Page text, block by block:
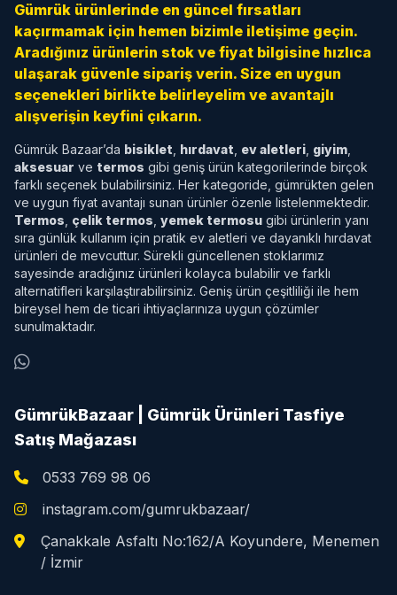
Gümrük ürünlerinde en güncel fırsatları
kaçırmamak için hemen bizimle iletişime geçin.
Aradığınız ürünlerin stok ve fiyat bilgisine hızlıca
ulaşarak güvenle sipariş verin. Size en uygun
seçenekleri birlikte belirleyelim ve avantajlı
alışverişin keyfini çıkarın.
Gümrük Bazaar’da bisiklet hırdavat ev aletleri giyim
aksesuar ve termos gibi geniş ürün kategorilerinde birçok
farklı seçenek bulabilirsiniz. Her kategoride, gümrükten gelen
ve uygun fiyat avantajı sunan ürünler özenle listelenmektedir.
Termos çelik termos yemek termosu gibi ürünlerin yanı
sıra günlük kullanım için pratik ev aletleri ve dayanıklı hırdavat
ürünleri de mevcuttur. Sürekli güncellenen stoklarımız
sayesinde aradığınız ürünleri kolayca bulabilir ve farklı
alternatifleri karşılaştırabilirsiniz. Geniş ürün çeşitliliği ile hem
bireysel hem de ticari ihtiyaçlarınıza uygun çözümler
sunulmaktadır.
GümrükBazaar | Gümrük Ürünleri Tasfiye
Satış Mağazası
0533 769 98 06
instagram.com/gumrukbazaar/
Çanakkale Asfaltı No:162/A Koyundere, Menemen
/ İzmir